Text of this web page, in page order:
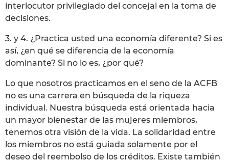
interlocutor privilegiado del concejal en la toma de
decisiones.
3. y 4. ¿Practica usted una economía diferente? Si es
así, ¿en qué se diferencia de la economía
dominante? Si no lo es, ¿por qué?
Lo que nosotros practicamos en el seno de la ACFB
no es una carrera en búsqueda de la riqueza
individual. Nuestra búsqueda está orientada hacia
un mayor bienestar de las mujeres miembros,
tenemos otra visión de la vida. La solidaridad entre
los miembros no está guiada solamente por el
deseo del reembolso de los créditos. Existe también